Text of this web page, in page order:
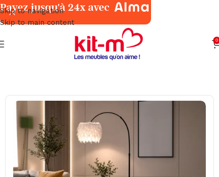
Skip to navigation
Skip to main content
0
Luminaires
Payez jusqu'à 24x avec